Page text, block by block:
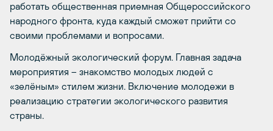
работать общественная приемная Общероссийского
народного фронта, куда каждый сможет прийти со
своими проблемами и вопросами.
Молодёжный экологический форум. Главная задача
мероприятия – знакомство молодых людей с
«зелёным» стилем жизни. Включение молодежи в
реализацию стратегии экологического развития
страны.